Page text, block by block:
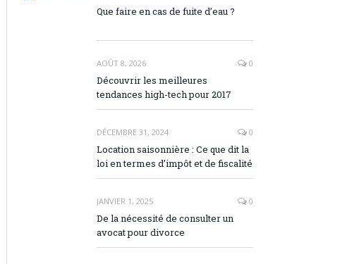
Que faire en cas de fuite d’eau ?
AOÛT 8, 2026 0
Découvrir les meilleures
tendances high-tech pour 2017
DÉCEMBRE 31, 2024 0
Location saisonnière : Ce que dit la
loi en termes d’impôt et de fiscalité
JANVIER 1, 2025 0
De la nécessité de consulter un
avocat pour divorce